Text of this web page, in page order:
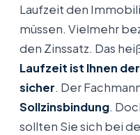
Laufzeit den
müssen. Vielmehr
den Zinssatz. Das
Laufzeit ist Ihnen
sicher. Der
Sollzinsbindung.
sollten Sie sich bei